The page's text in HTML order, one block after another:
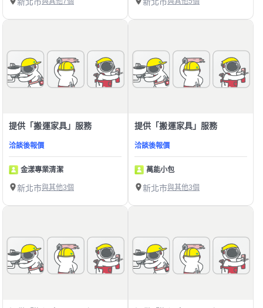
提供「搬運家具」服務
洽談後報價
金漾專業清潔
新北市與其他3個
提供「搬運家具」服務
洽談後報價
萬能小包
新北市與其他3個